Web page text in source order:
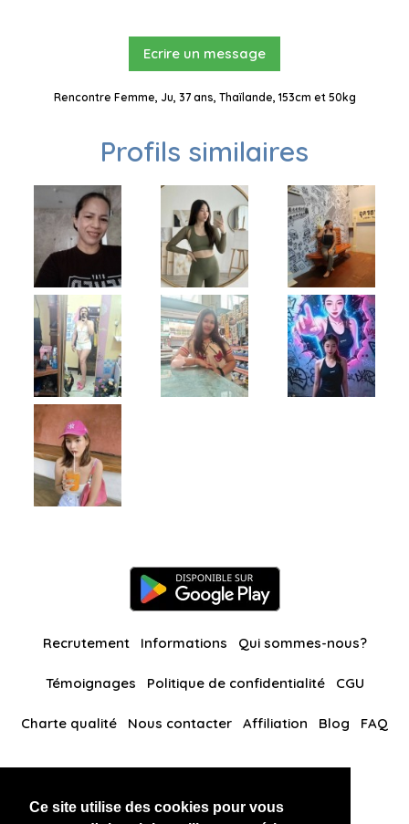
Ce site utilise des cookies pour vous
Ecrire un message
Rencontre Femme, Ju, 37 ans, Thaïlande, 153cm et 50kg
Profils similaires
Recrutement Informations Qui sommes-nous?
Témoignages Politique de confidentialité CGU
Charte qualité Nous contacter Affiliation Blog FAQ